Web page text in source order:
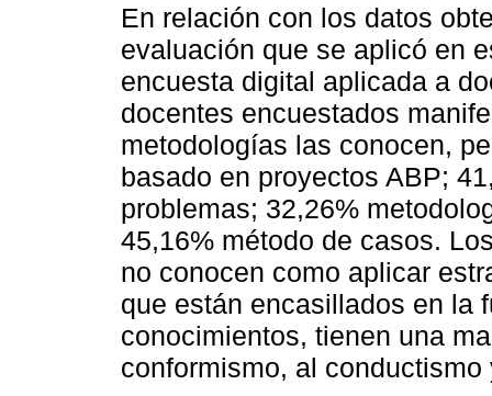
En relación con los datos
evaluación que se aplicó en
encuesta digital aplicada a
docentes encuestados
metodologías las conocen,
basado en proyectos ABP;
problemas; 32,26%
45,16% método de casos.
no conocen como aplicar
que están encasillados en la
conocimientos, tienen una
conformismo, al conductismo